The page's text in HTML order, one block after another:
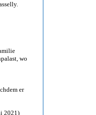
wo
er
2021)